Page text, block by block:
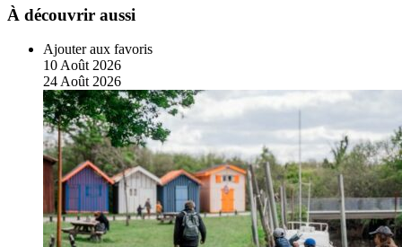
À découvrir aussi
Ajouter aux favoris
10 Août 2026
24 Août 2026